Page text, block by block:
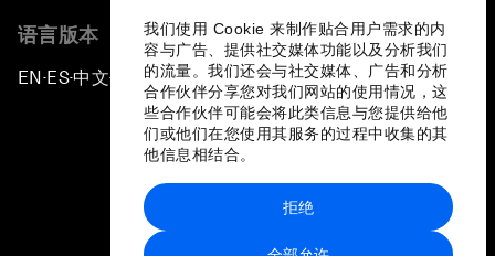
我们使用 Cookie 来制作贴合用户需求的内
容与广告、提供社交媒体功能以及分析我们
的流量。我们还会与社交媒体、广告和分析
合作伙伴分享您对我们网站的使用情况，这
些合作伙伴可能会将此类信息与您提供给他
们或他们在您使用其服务的过程中收集的其
他信息相结合。
拒绝
语言版本
EN ▪ ES▪中文▪ 日本語